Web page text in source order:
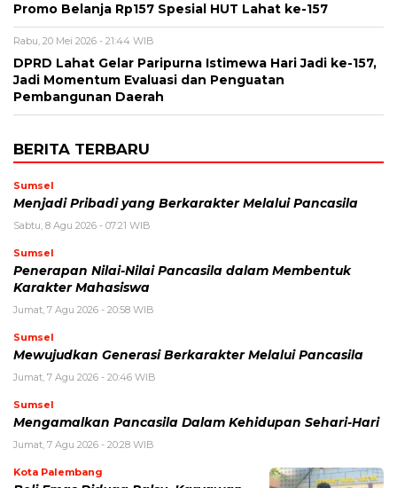
Promo Belanja Rp157 Spesial HUT Lahat ke-157
Rabu, 20 Mei 2026 - 21:44 WIB
DPRD Lahat Gelar Paripurna Istimewa Hari Jadi ke-157,
Jadi Momentum Evaluasi dan Penguatan
Pembangunan Daerah
BERITA TERBARU
Sumsel
Menjadi Pribadi yang Berkarakter Melalui Pancasila
Sabtu, 8 Agu 2026 - 07:21 WIB
Sumsel
Penerapan Nilai-Nilai Pancasila dalam Membentuk
Karakter Mahasiswa
Jumat, 7 Agu 2026 - 20:58 WIB
Sumsel
Mewujudkan Generasi Berkarakter Melalui Pancasila
Jumat, 7 Agu 2026 - 20:46 WIB
Sumsel
Mengamalkan Pancasila Dalam Kehidupan Sehari-Hari
Jumat, 7 Agu 2026 - 20:28 WIB
Kota Palembang